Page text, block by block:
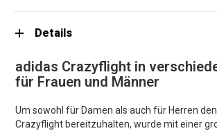
Details
adidas Crazyflight in
für Frauen und Männer
Um sowohl für Damen als auch für Herren
Crazyflight bereitzuhalten, wurde mit einer